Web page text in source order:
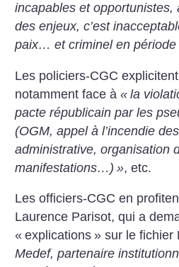
incapables et opportunistes,
des enjeux, c’est
paix… et criminel en période
Les policiers-CGC
notamment face à« la
pacte républicain par les
(OGM, appel à l’incendie
administrative, organisation
manifestations…) », etc.
Les officiers-CGC en
Laurence Parisot, qui a
« explications » sur le
Medef, partenaire